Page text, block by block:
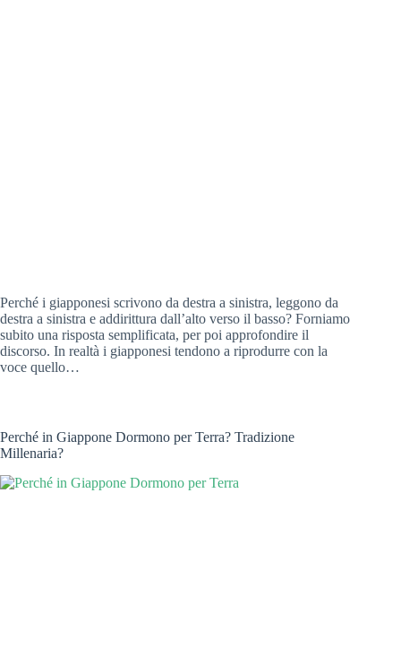
Perché i giapponesi scrivono da destra a sinistra, leggono da
destra a sinistra e addirittura dall’alto verso il basso? Forniamo
subito una risposta semplificata, per poi approfondire il
discorso. In realtà i giapponesi tendono a riprodurre con la
voce quello…
Perché in Giappone Dormono per Terra? Tradizione
Millenaria?